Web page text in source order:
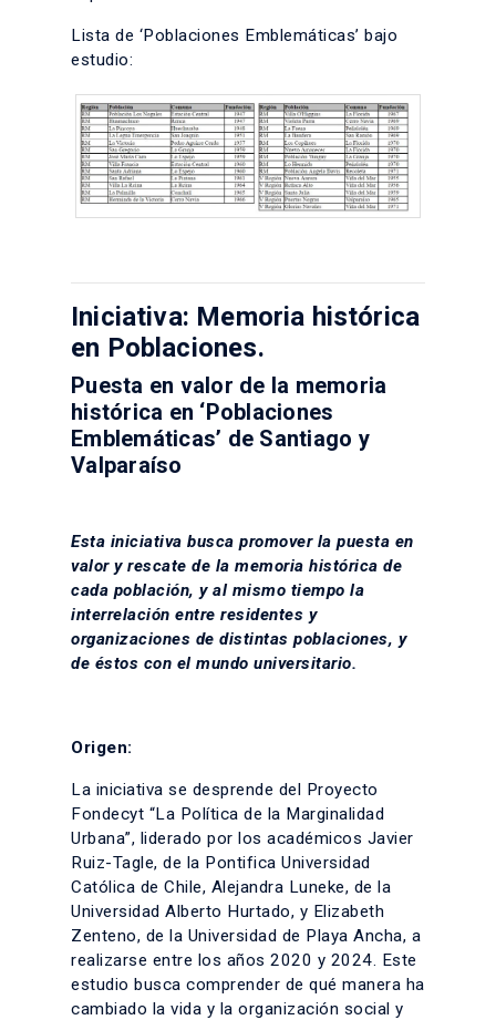
Lista de ‘Poblaciones Emblemáticas’ bajo
estudio:
Iniciativa: Memoria histórica
en Poblaciones.
Puesta en valor de la memoria
histórica en ‘Poblaciones
Emblemáticas’ de Santiago y
Valparaíso
Esta iniciativa busca promover la puesta en
valor y rescate de la memoria histórica de
cada población, y al mismo tiempo la
interrelación entre residentes y
organizaciones de distintas poblaciones, y
de éstos con el mundo universitario.
Origen:
La iniciativa se desprende del Proyecto
Fondecyt “La Política de la Marginalidad
Urbana”, liderado por los académicos Javier
Ruiz-Tagle, de la Pontifica Universidad
Católica de Chile, Alejandra Luneke, de la
Universidad Alberto Hurtado, y Elizabeth
Zenteno, de la Universidad de Playa Ancha, a
realizarse entre los años 2020 y 2024. Este
estudio busca comprender de qué manera ha
cambiado la vida y la organización social y